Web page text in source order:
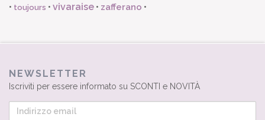
• toujours • vivaraise • zafferano •
NEWSLETTER
Iscriviti per essere informato su SCONTI e NOVITÀ